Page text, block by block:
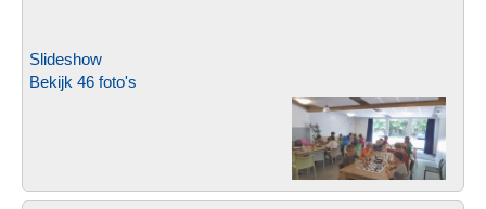
Slideshow
Bekijk 46 foto's